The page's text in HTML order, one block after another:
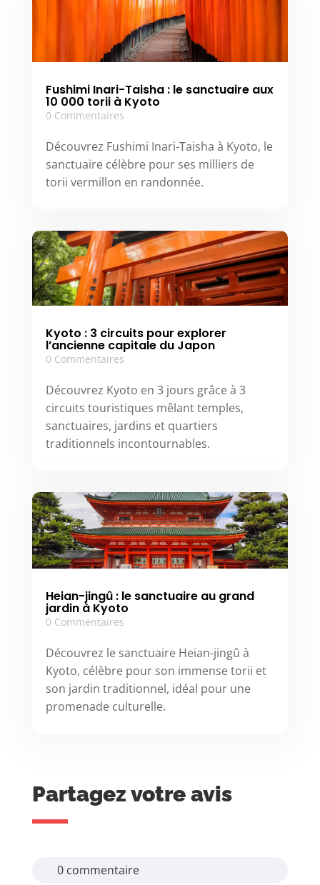
Fushimi Inari-Taisha : le sanctuaire aux
10 000 torii à Kyoto
0 Commentaires
Découvrez Fushimi Inari-Taisha à Kyoto, le
sanctuaire célèbre pour ses milliers de
torii vermillon en randonnée.
Kyoto : 3 circuits pour explorer
l’ancienne capitale du Japon
0 Commentaires
Découvrez Kyoto en 3 jours grâce à 3
circuits touristiques mêlant temples,
sanctuaires, jardins et quartiers
traditionnels incontournables.
Heian-jingû : le sanctuaire au grand
jardin à Kyoto
0 Commentaires
Découvrez le sanctuaire Heian-jingû à
Kyoto, célèbre pour son immense torii et
son jardin traditionnel, idéal pour une
promenade culturelle.
Partagez votre avis
0 commentaire